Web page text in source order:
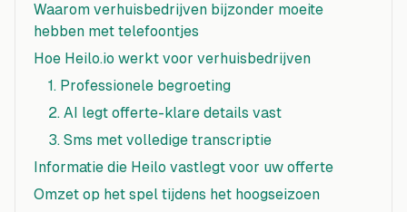
Waarom verhuisbedrijven bijzonder moeite
hebben met telefoontjes
Hoe Heilo.io werkt voor verhuisbedrijven
1. Professionele begroeting
2. AI legt offerte-klare details vast
3. Sms met volledige transcriptie
Informatie die Heilo vastlegt voor uw offerte
Omzet op het spel tijdens het hoogseizoen